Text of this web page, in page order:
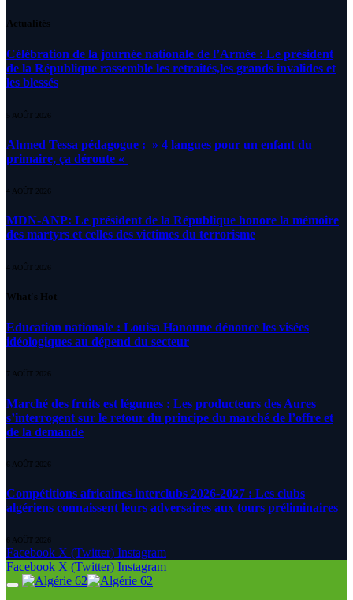
Actualités
Célébration de la journée nationale de l’Armée : Le président
de la République rassemble les retraités,les grands invalides et
les blessés
5 AOÛT 2026
Ahmed Tessa pédagogue : » 4 langues pour un enfant du
primaire, ça déroute «
4 AOÛT 2026
MDN-ANP: Le président de la République honore la mémoire
des martyrs et celles des victimes du terrorisme
4 AOÛT 2026
What's Hot
Education nationale : Louisa Hanoune dénonce les visées
idéologiques au dépend du secteur
7 AOÛT 2026
Marché des fruits est légumes : Les producteurs des Aures
s’interrogent sur le retour du principe du marché de l’offre et
de la demande
6 AOÛT 2026
Compétitions africaines interclubs 2026-2027 : Les clubs
algériens connaissent leurs adversaires aux tours préliminaires
6 AOÛT 2026
Facebook X (Twitter) Instagram
Facebook X (Twitter) Instagram